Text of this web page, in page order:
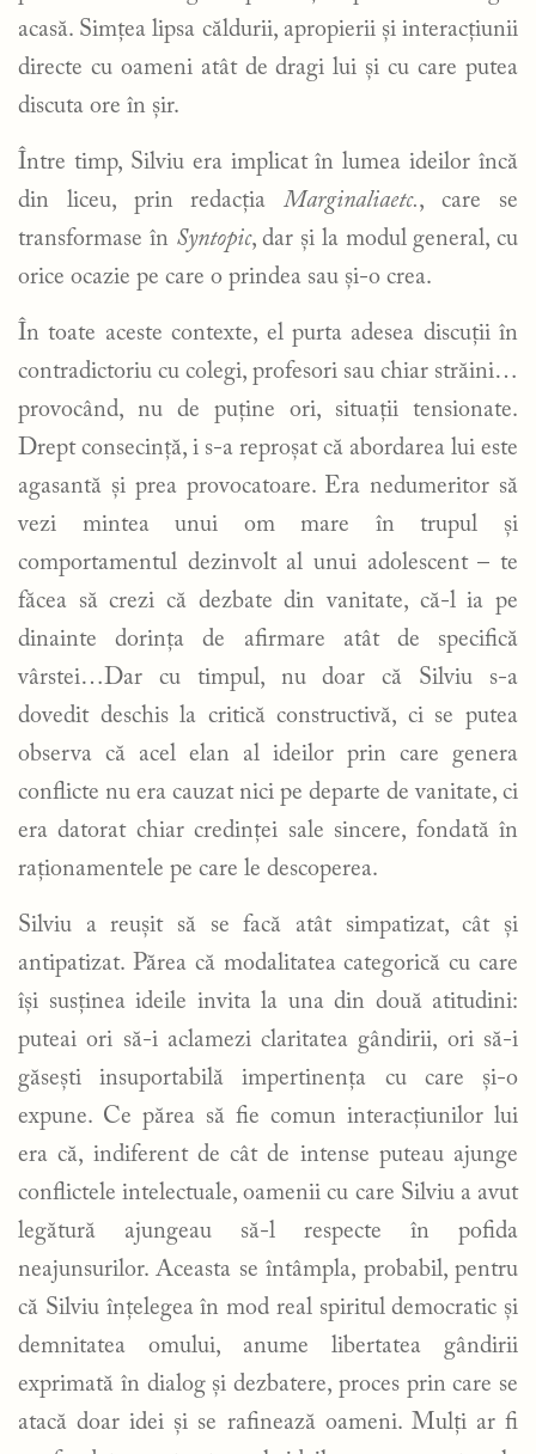
acasă. Simțea lipsa căldurii, apropierii și interacțiunii
directe cu oameni atât de dragi lui și cu care putea
discuta ore în șir.
Între timp, Silviu era implicat în lumea ideilor încă
din liceu, prin redacțiaMarginaliaetc., care se
transformase în Syntopic, dar și la modul general, cu
orice ocazie pe care o prindea sau și-o crea.
În toate aceste contexte, el purta adesea discuții în
contradictoriu cu colegi, profesori sau chiar străini…
provocând, nu de puține ori, situații tensionate.
Drept consecință, i s-a reproșat că abordarea lui este
agasantă și prea provocatoare. Era nedumeritor să
vezi mintea unui om mare în trupul și
comportamentul dezinvolt al unui adolescent – te
făcea să crezi că dezbate din vanitate, că-l ia pe
dinainte dorința de afirmare atât de specifică
vârstei…Dar cu timpul, nu doar că Silviu s-a
dovedit deschis la critică constructivă, ci se putea
observa că acel elan al ideilor prin care genera
conflicte nu era cauzat nici pe departe de vanitate, ci
era datorat chiar credinței sale sincere, fondată în
raționamentele pe care le descoperea.
Silviu a reușit să se facă atât simpatizat, cât și
antipatizat. Părea că modalitatea categorică cu care
își susținea ideile invita la una din două atitudini:
puteai ori să-i aclamezi claritatea gândirii, ori să-i
găsești insuportabilă impertinența cu care și-o
expune. Ce părea să fie comun interacțiunilor lui
era că, indiferent de cât de intense puteau ajunge
conflictele intelectuale, oamenii cu care Silviu a avut
legătură ajungeau să-l respecte în pofida
neajunsurilor. Aceasta se întâmpla, probabil, pentru
că Silviu înțelegea în mod real spiritul democratic și
demnitatea omului, anume libertatea gândirii
exprimată în dialog și dezbatere, proces prin care se
atacă doar idei și se rafinează oameni. Mulți ar fi